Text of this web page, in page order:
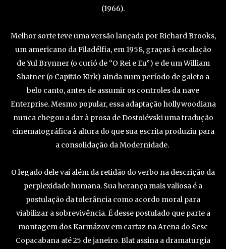
(1966).
Melhor sorte teve uma versão lançada por Richard Brooks,
um americano da Filadélfia, em 1958, graças à escalação
de Yul Brynner (o curió de “O Rei e Eu”) e de um William
Shatner (o Capitão Kirk) ainda num período de galeto a
belo canto, antes de assumir os controles da nave
Enterprise. Mesmo popular, essa adaptação hollywoodiana
nunca chegou a dar à prosa de Dostoiévski uma tradução
cinematográfica à altura do que sua escrita produziu para
a consolidação da Modernidade.
O legado dele vai além da retidão do verbo na descrição da
perplexidade humana. Sua herança mais valiosa é a
postulação da tolerância como acordo moral para
viabilizar a sobrevivência. É desse postulado que parte a
montagem dos Karmázov em cartaz na Arena do Sesc
Copacabana até 25 de janeiro. Blat assina a dramaturgia